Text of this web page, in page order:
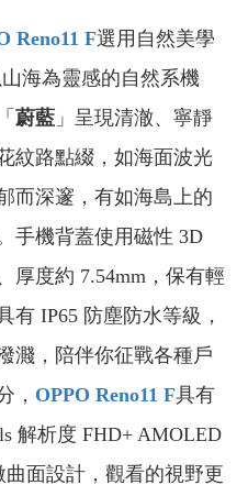
Reno11 F選用自然美學
海為靈感的自然系機
蔚藍 」呈現清澈、寧靜
紋路點綴，如海面波光
而深邃，有如海島上的
手機背蓋使用磁性 3D
厚度約 7.54mm，保有輕
有 IP65 防塵防水等級，
濺，陪伴你征戰各種戶
， OPPO Reno11 F具有
解析度 FHD+ AMOLED
面設計，觀看的視野更